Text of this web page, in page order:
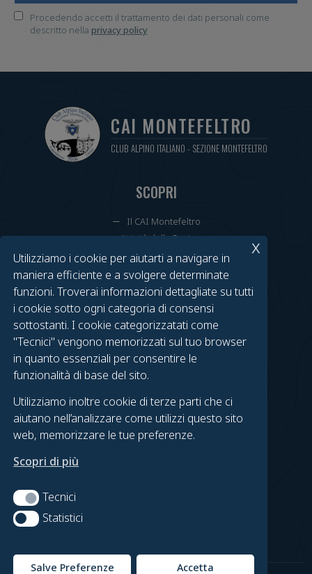
Procedendo accetti il trattamento dei dati personali come
descritto nella privacy policy
CAI MONTEFELTRO
CLUB ALPINO ITALIANO - SEZIONE MONTEFELTRO
SCOPRI
Il CAI Montefeltro
Attività della Sezione
Cammini Annuali
Tesseramenti e Rinnovi
Calendario Eventi
TROVACI SU FACEBOOK
Gruppo Urbino
Gruppo Fossombrone
Fossombrone in Cammino
LEGAL
Utilizziamo i cookie per aiutarti a navigare in
maniera efficiente e a svolgere determinate
funzioni. Troverai informazioni dettagliate su tutti
i cookie sotto ogni categoria di consensi
sottostanti. I cookie categorizzatati come
"Tecnici" vengono memorizzati sul tuo browser
in quanto essenziali per consentire le
funzionalità di base del sito.
Utilizziamo inoltre cookie di terze parti che ci
aiutano nell’analizzare come utilizzi questo sito
web, memorizzare le tue preferenze.
Scopri di più
TecniciTecnici
StatisticiStatistici
Salve Preferenze Accetta
x